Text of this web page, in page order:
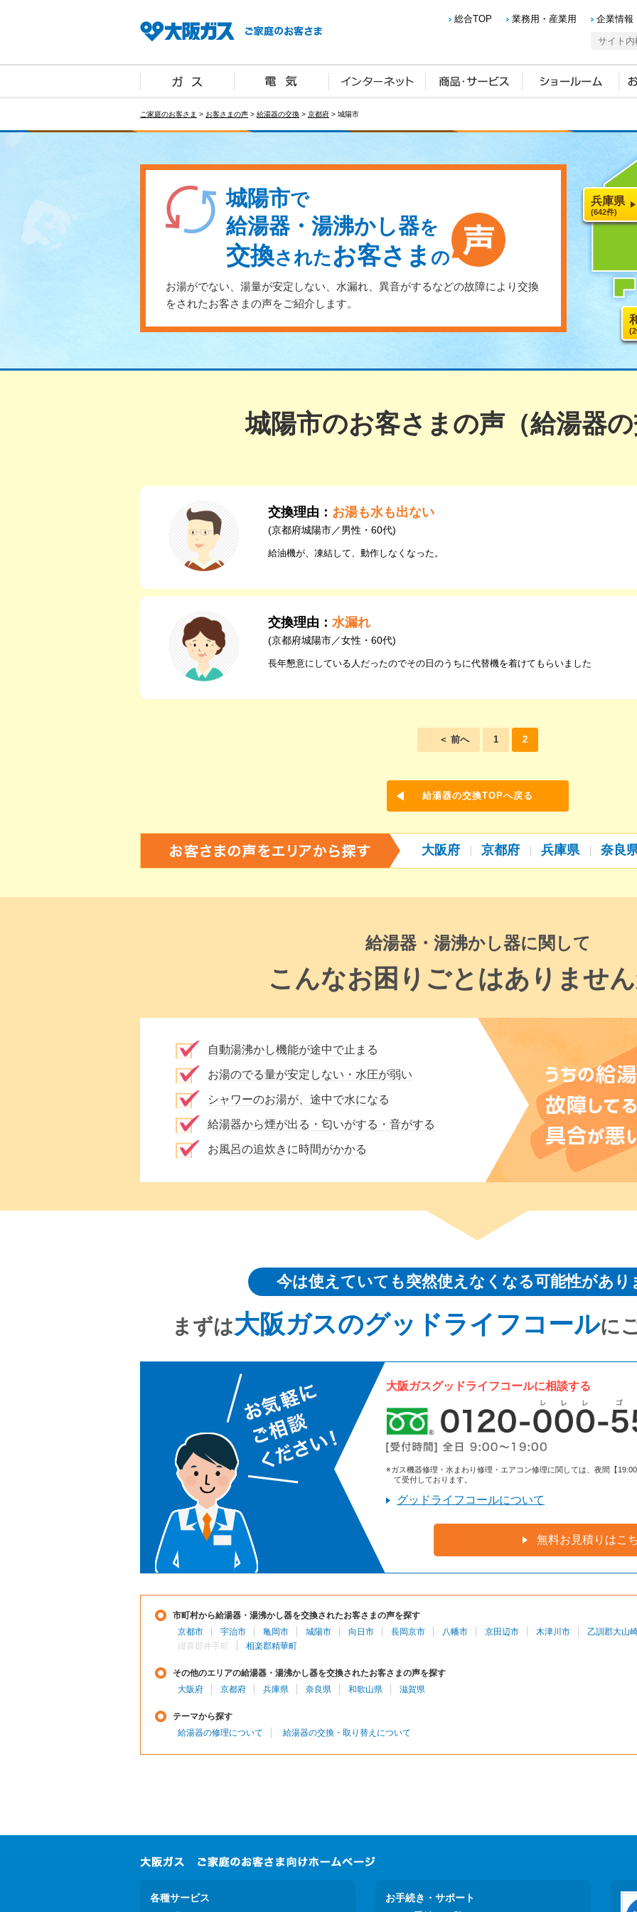
総合TOP 業務用・産業用 企業情報
ご家庭のお客さま > お客さまの声 > 給湯器の交換 > 京都府 > 城陽市
城陽市で
給湯器・湯沸かし器を
交換されたお客さま の
お湯がでない、湯量が安定しない、水漏れ、異音がするなどの故障により交換
をされたお客さまの声をご紹介します。
兵庫県
(642件)
城陽市のお客さまの声（給湯器
交換理由： お湯も水も出ない
(京都府城陽市／男性・60代)
給油機が、凍結して、動作しなくなった。
交換理由： 水漏れ
(京都府城陽市／女性・60代)
長年懇意にしている人だったのでその日のうちに代替機を着けてもらいました
＜ 前へ 1 2
給湯器の交換TOPへ戻る
大阪府 京都府 兵庫県 奈良
給湯器・湯沸かし器に関して
こんなお困りごとはありませ
自動湯沸かし機能が途中で止まる
お湯のでる量が安定しない・水圧が弱い
シャワーのお湯が、途中で水になる
給湯器から煙が出る・匂いがする・音がする
お風呂の追炊きに時間がかかる
今は使えていても突然使えなくなる可能性があり
まずは大阪ガスのグッドライフコールに
大阪ガスグッドライフコールに相談する
※ガス機器修理・水まわり修理・エアコン修理に関しては、夜間【
て受付しております。
グッドライフコールについて
無料お見積りはこ
市町村から給湯器・湯沸かし器を交換されたお客さまの声を探す
京都市
宇治市 亀岡市 城陽市 向日市 長岡京市 八幡市 京田辺市 木津川市
乙訓郡大山
綴喜郡井手町
相楽郡精華町
その他のエリアの給湯器・湯沸かし器を交換されたお客さまの声を探す
大阪府
京都府 兵庫県 奈良県 和歌山県 滋賀県
テーマから探す
給湯器の修理について
給湯器の交換・取り替えについて
各種サービス
お手続き・サポート